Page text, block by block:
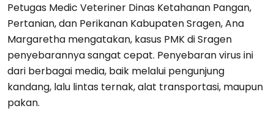
Petugas Medic Veteriner Dinas Ketahanan Pangan,
Pertanian, dan Perikanan Kabupaten Sragen, Ana
Margaretha mengatakan, kasus PMK di Sragen
penyebarannya sangat cepat. Penyebaran virus ini
dari berbagai media, baik melalui pengunjung
kandang, lalu lintas ternak, alat transportasi, maupun
pakan.